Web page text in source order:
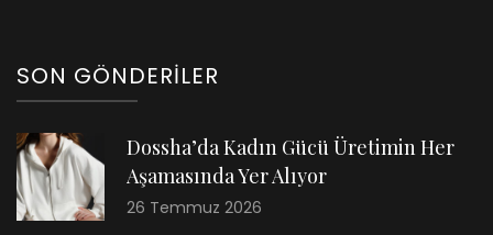
SON GÖNDERILER
Dossha’da Kadın Gücü Üretimin Her
Aşamasında Yer Alıyor
26 Temmuz 2026